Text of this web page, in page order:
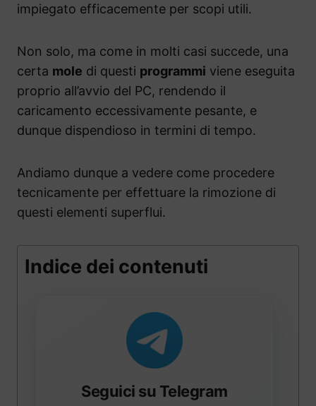
impiegato efficacemente per scopi utili.
Non solo, ma come in molti casi succede, una
certa mole di questi programmi viene eseguita
proprio all’avvio del PC, rendendo il
caricamento eccessivamente pesante, e
dunque dispendioso in termini di tempo.
Andiamo dunque a vedere come procedere
tecnicamente per effettuare la rimozione di
questi elementi superflui.
Indice dei contenuti
Seguici su Telegram